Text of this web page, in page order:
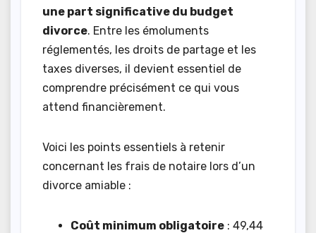
une part significative du budget
divorce. Entre les émoluments
réglementés, les droits de partage et les
taxes diverses, il devient essentiel de
comprendre précisément ce qui vous
attend financièrement.
Voici les points essentiels à retenir
concernant les frais de notaire lors d’un
divorce amiable :
Coût minimum obligatoire : 49,44